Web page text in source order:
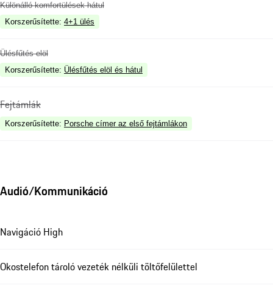
Különálló komfortülések hátul
Korszerűsítette: 4+1 ülés
Ülésfűtés elöl
Korszerűsítette: Ülésfűtés elöl és hátul
Fejtámlák
Korszerűsítette: Porsche címer az első fejtámlákon
Audió/Kommunikáció
Navigáció High
Okostelefon tároló vezeték nélküli töltőfelülettel